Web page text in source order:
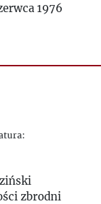
1986
1989
1976
zbrodni